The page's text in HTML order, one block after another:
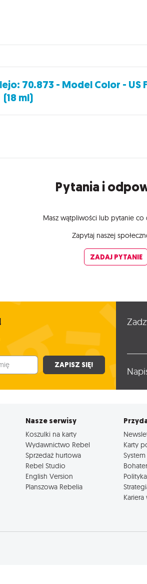
70.873 - Model Color - US
(18 ml)
Pytania i
Masz wątpliwości lub pytanie
Zapytaj naszej
ZADAJ PYTANIE
ZAPISZ SIĘ!
Nasze serwisy
Koszulki na karty
Wydawnictwo Rebel
Sprzedaż hurtowa
Rebel Studio
English Version
Planszowa Rebelia
Karty
Kariera